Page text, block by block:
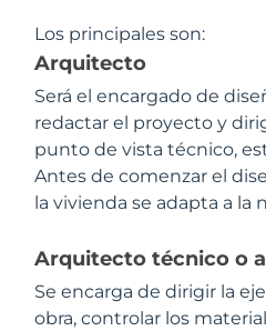
Los principales son:
Arquitecto
Será el encargado de
redactar el proyecto y
punto de vista técnico,
Antes de comenzar el
la vivienda se adapta a la
Arquitecto técnico o
Se encarga de dirigir la
obra, controlar los